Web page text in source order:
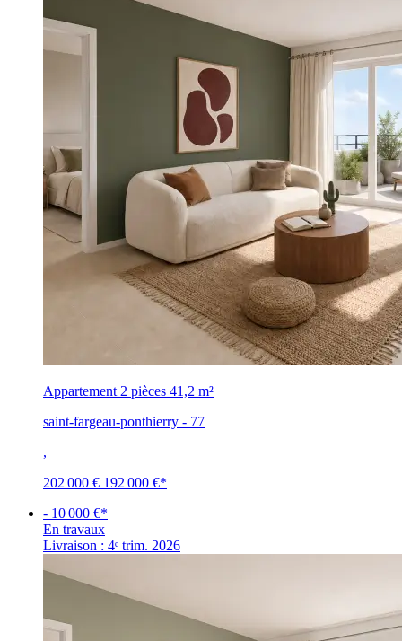
Appartement 2 pièces 41,2 m²
saint-fargeau-ponthierry - 77
,
202 000 € 192 000 €*
- 10 000 €*
En travaux
Livraison : 4ᵉ trim. 2026